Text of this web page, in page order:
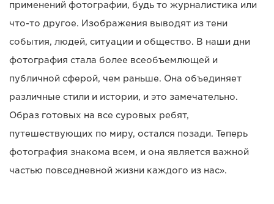
применений фотографии, будь то журналистика или
что-то другое. Изображения выводят из тени
события, людей, ситуации и общество. В наши дни
фотография стала более всеобъемлющей и
публичной сферой, чем раньше. Она объединяет
различные стили и истории, и это замечательно.
Образ готовых на все суровых ребят,
путешествующих по миру, остался позади. Теперь
фотография знакома всем, и она является важной
частью повседневной жизни каждого из нас».